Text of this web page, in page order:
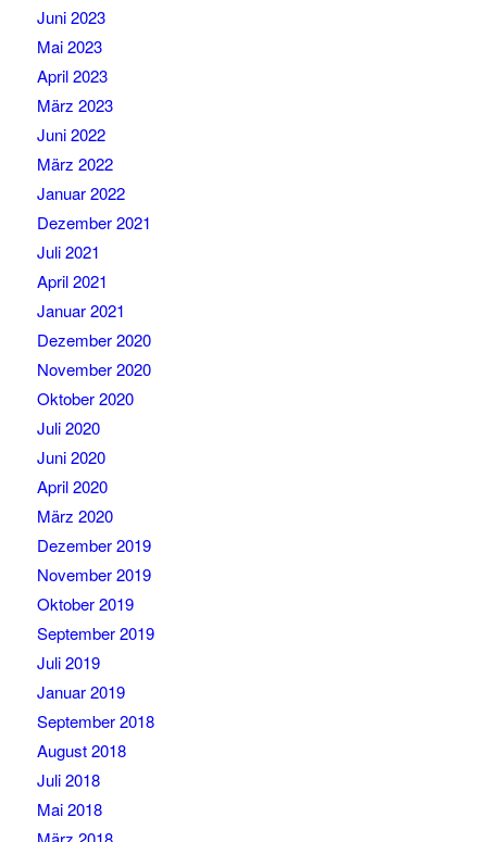
Juni 2023
Mai 2023
April 2023
März 2023
Juni 2022
März 2022
Januar 2022
Dezember 2021
Juli 2021
April 2021
Januar 2021
Dezember 2020
November 2020
Oktober 2020
Juli 2020
Juni 2020
April 2020
März 2020
Dezember 2019
November 2019
Oktober 2019
September 2019
Juli 2019
Januar 2019
September 2018
August 2018
Juli 2018
Mai 2018